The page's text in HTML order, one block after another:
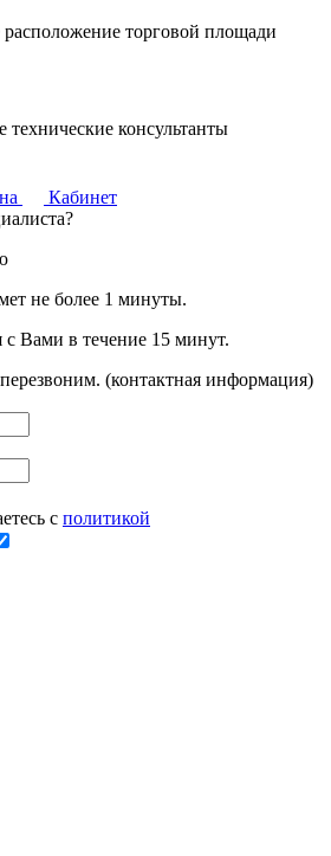
расположение торговой площади
консультанты
Кабинет
не более 1 минуты.
Вами в течение 15 минут.
(контактная информация)
с политикой